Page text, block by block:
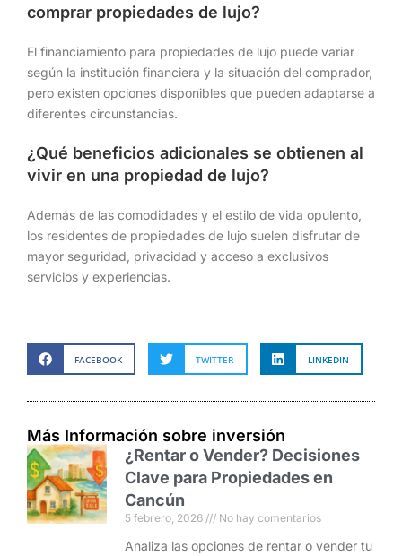
comprar propiedades de lujo?
El financiamiento para propiedades de lujo puede variar
según la institución financiera y la situación del comprador,
pero existen opciones disponibles que pueden adaptarse a
diferentes circunstancias.
¿Qué beneficios adicionales se obtienen al
vivir en una propiedad de lujo?
Además de las comodidades y el estilo de vida opulento,
los residentes de propiedades de lujo suelen disfrutar de
mayor seguridad, privacidad y acceso a exclusivos
servicios y experiencias.
FACEBOOK TWITTER LINKEDIN
Más Información sobre inversión
¿Rentar o Vender? Decisiones
Clave para Propiedades en
Cancún
5 febrero, 2026 No hay comentarios
Analiza las opciones de rentar o vender tu